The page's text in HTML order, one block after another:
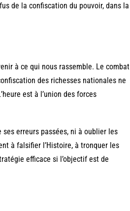
de la confiscation du pouvoir, dans la
à ce qui nous rassemble. Le combat
des richesses nationales ne
est à l’union des forces
ses erreurs passées, ni à oublier les
à falsifier l’Histoire, à tronquer les
efficace si l’objectif est de